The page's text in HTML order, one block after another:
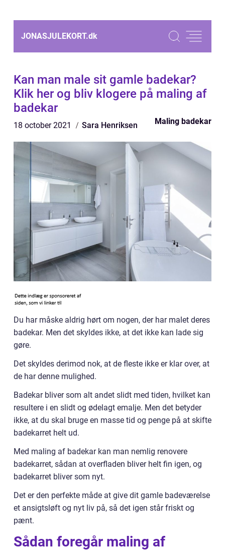
JONASJULEKORT.dk
Kan man male sit gamle badekar?
Klik her og bliv klogere på maling af
badekar
18 october 2021 Sara Henriksen Maling badekar
Du har måske aldrig hørt om nogen, der har malet deres
badekar. Men det skyldes ikke, at det ikke kan lade sig
gøre.
Det skyldes derimod nok, at de fleste ikke er klar over, at
de har denne mulighed.
Badekar bliver som alt andet slidt med tiden, hvilket kan
resultere i en slidt og ødelagt emalje. Men det betyder
ikke, at du skal bruge en masse tid og penge på at skifte
badekarret helt ud.
Med maling af badekar kan man nemlig renovere
badekarret, sådan at overfladen bliver helt fin igen, og
badekarret bliver som nyt.
Det er den perfekte måde at give dit gamle badeværelse
et ansigtsløft og nyt liv på, så det igen står friskt og
pænt.
Sådan foregår maling af